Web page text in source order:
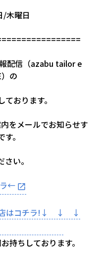
/木曜日
配信（azabu tailor e
の
おります。
をメールでお知らせす
。
い。
←
はコチラ!↓ ↓ ↓
持ちしております。